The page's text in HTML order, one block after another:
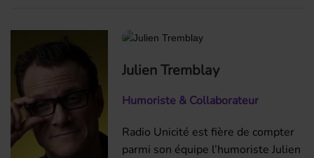
Julien Tremblay
Humoriste & Collaborateur
Radio Unicité est fière de compter
parmi son équipe l’humoriste Julien